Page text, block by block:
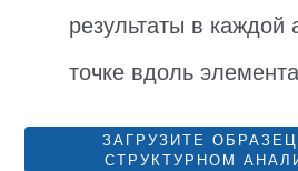
результаты в каждой
точке вдоль
ЗАГРУЗИТЕ
СТРУКТУРНОМ